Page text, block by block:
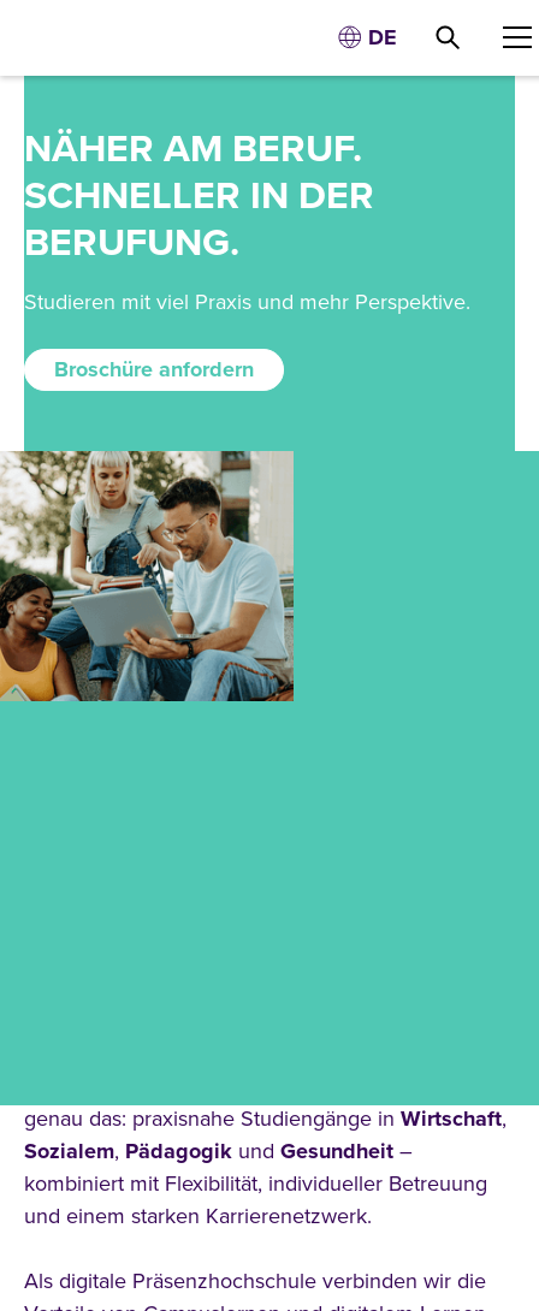
DE
NÄHER AM BERUF.
SCHNELLER IN DER
BERUFUNG.
Studieren mit viel Praxis und mehr Perspektive.
Broschüre anfordern
genau das: praxisnahe Studiengänge in Wirtschaft,
Sozialem, Pädagogik und Gesundheit –
kombiniert mit Flexibilität, individueller Betreuung
und einem starken Karrierenetzwerk.
Als digitale Präsenzhochschule verbinden wir die